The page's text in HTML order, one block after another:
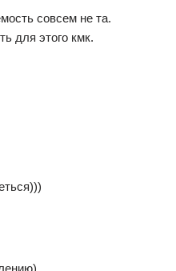
совсем не та.
для этого кмк.